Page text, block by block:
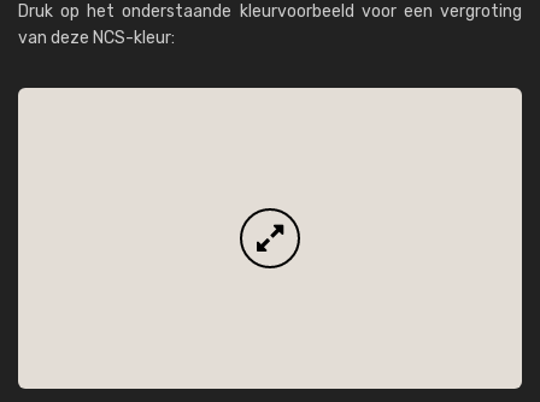
Druk op het onderstaande kleurvoorbeeld voor een vergroting
van deze NCS-kleur: